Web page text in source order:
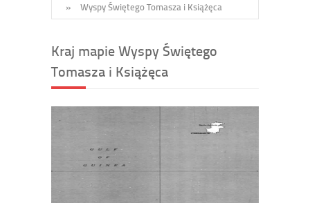
» Wyspy Świętego Tomasza i Książęca
Kraj mapie Wyspy Świętego
Tomasza i Książęca